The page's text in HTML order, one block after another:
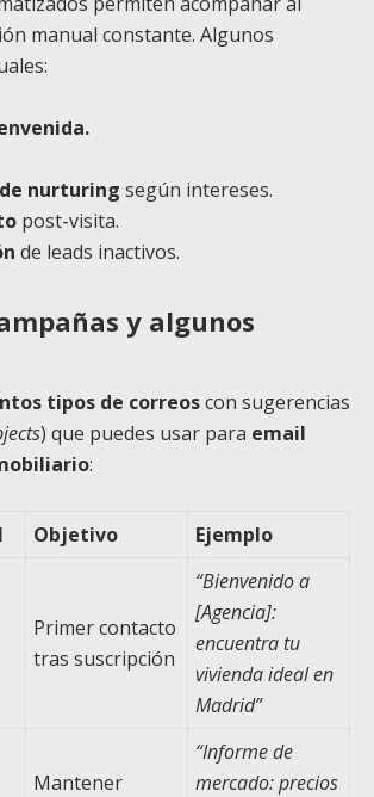
manual constante. Algunos
nurturing según intereses.
post-visita.
de leads inactivos.
y algunos
tipos de correoscon sugerencias
) que puedes usar para email
:
Objetivo Ejemplo
Primer contacto
tras suscripción
“Bienvenido a
[Agencia]:
encuentra tu
vivienda ideal en
Madrid”
Mantener
“Informe de
mercado: precios